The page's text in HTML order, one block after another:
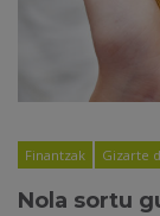
Finantzak Gizarte
Nola sortu